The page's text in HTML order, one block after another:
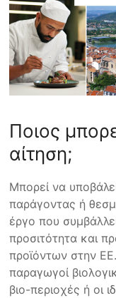
Ποιος
αίτηση;
Μπορεί να
παράγοντας ή
έργο που
προσιτότητα και
προϊόντων στην
παραγωγοί
βιο-περιοχές ή οι